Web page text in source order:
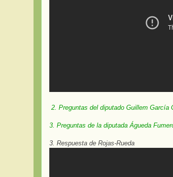
2. Preguntas del diputado Guillem García
3. Preguntas de la diputada Águeda
3. Respuesta de Rojas-Rueda